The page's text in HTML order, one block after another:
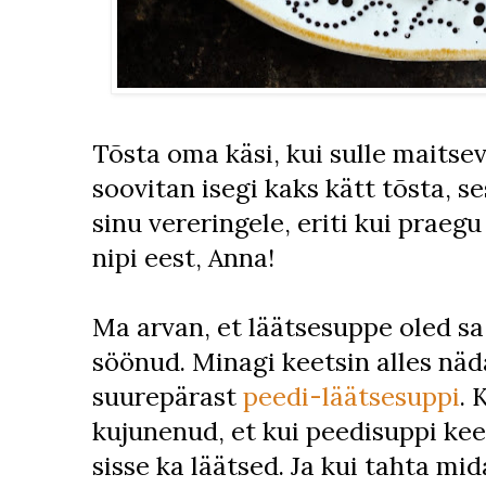
Tõsta oma käsi, kui sulle
soovitan isegi kaks kätt tõsta,
sinu vereringele, eriti kui
nipi eest, Anna!
Ma arvan, et läätsesuppe oled
söönud. Minagi keetsin alles
suurepärast peedi-läätsesuppi.
kujunenud, et kui peedisuppi
sisse ka läätsed. Ja kui tahta